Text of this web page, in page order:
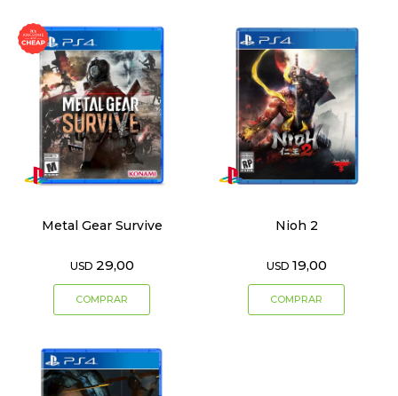
Metal Gear Survive
USD 29,00
Nioh 2
USD 19,00